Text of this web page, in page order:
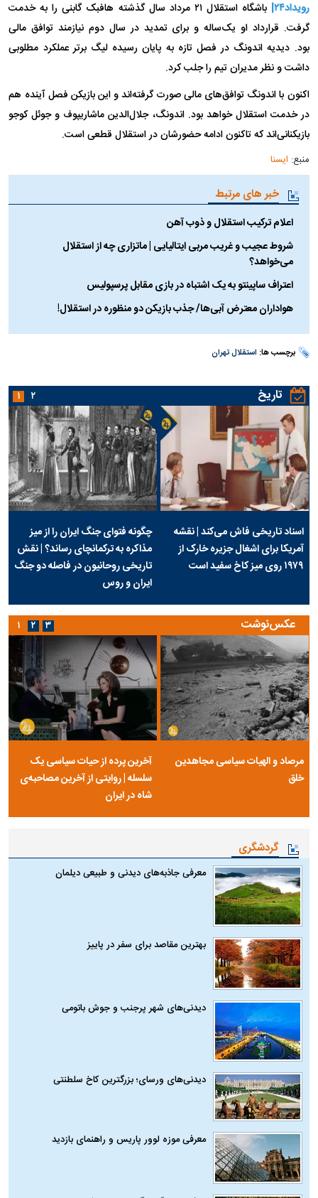
رویداد۲۴|
باشگاه استقلال ۲۱ مرداد سال گذشته هافبک گابنی را به خدمت
گرفت. قرارداد او یک‌ساله و برای تمدید در سال دوم نیازمند توافق مالی
بود. دیدیه اندونگ در فصل تازه به پایان رسیده لیگ برتر عملکرد مطلوبی
داشت و نظر مدیران تیم را جلب کرد.
اکنون با اندونگ توافق‌های مالی صورت گرفته‌اند و این بازیکن فصل آینده هم
در خدمت استقلال خواهد بود. اندونگ، جلال‌الدین ماشاریپوف و جوئل کوجو
بازیکنانی‌اند که تاکنون ادامه حضورشان در استقلال قطعی است.
منبع: ایسنا
خبر های مرتبط
اعلام ترکیب استقلال و ذوب آهن
شروط عجیب و غریب مربی ایتالیایی | ماتزاری چه از استقلال
می‌خواهد؟
اعتراف ساپینتو به یک اشتباه در بازی مقابل پرسپولیس
هواداران معترض آبی‌ها/ جذب بازیکن دو منظوره در استقلال!
برچسب ها: استقلال تهران
تاریخ
اسناد تاریخی فاش می‌کند | نقشه
آمریکا برای اشغال جزیره خارک از
۱۹۷۹ روی میز کاخ سفید است
چگونه فتوای جنگ ایران را از میز
مذاکره به ترکمانچای رساند؟ | نقش
تاریخی روحانیون در فاصله دو جنگ
ایران و روس
۱ ۲
عکس‌نوشت
مرصاد و الهیات سیاسی مجاهدین
خلق
آخرین پرده از حیات سیاسی یک
سلسله | روایتی از آخرین مصاحبه‌ی
شاه در ایران
۱ ۲ ۳
گردشگری
معرفی جاذبه‌های دیدنی و طبیعی دیلمان
بهترین مقاصد برای سفر در پاییز
دیدنی‌های شهر پرجنب و جوش باتومی
دیدنی‌های ورسای؛ بزرگترین کاخ سلطنتی
معرفی موزه لوور پاریس و راهنمای بازدید